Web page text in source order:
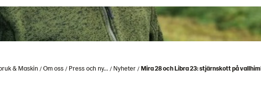
& Maskin Om oss Press och ny... Nyheter Mira 28 och Libra 23: stjärnskott på